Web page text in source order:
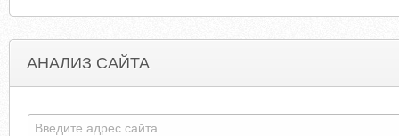
АНАЛИЗ САЙТА